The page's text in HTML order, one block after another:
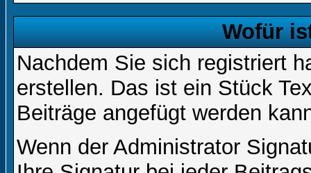
Wofür
Nachdem Sie sich registriert
erstellen. Das ist ein Stück
Beiträge angefügt werden
Wenn der Administrator